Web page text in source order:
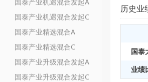
国泰产业机遇混合发起C
国泰产业精选混合A
国泰产业精选混合C
国泰产业升级混合发起A
国泰产业升级混合发起C
历史业
国泰
业绩